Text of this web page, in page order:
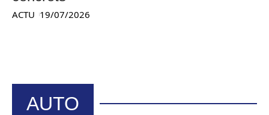
ACTU 19/07/2026
AUTO